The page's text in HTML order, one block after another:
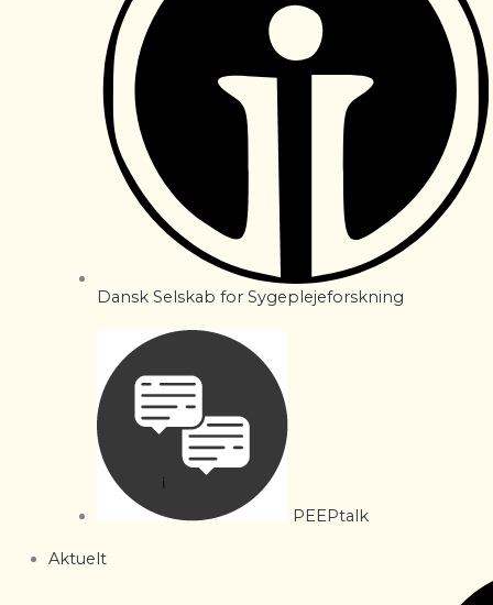
Dansk Selskab for Sygeplejeforskning
PEEPtalk
Aktuelt